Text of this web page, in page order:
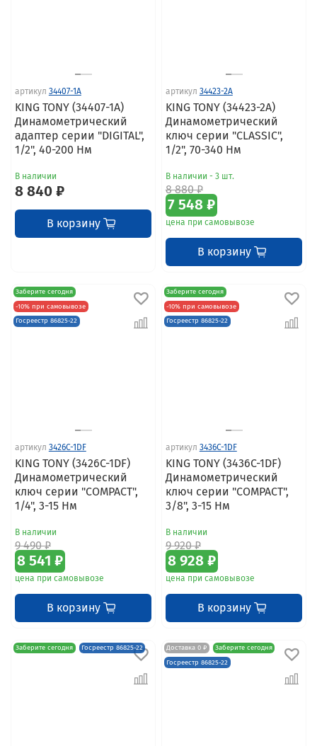
артикул 34407-1A
KING TONY (34407-1A)
Динамометрический
адаптер серии "DIGITAL",
1/2", 40-200 Нм
В наличии
8 840 ₽
В корзину
артикул 34423-2A
KING TONY (34423-2A)
Динамометрический
ключ серии "CLASSIC",
1/2", 70-340 Нм
В наличии - 3 шт.
8 880 ₽
7 548 ₽
цена при самовывозе
В корзину
Заберите сегодня
-10% при самовывозе
Госреестр 86825-22
артикул 3426C-1DF
KING TONY (3426C-1DF)
Динамометрический
ключ серии "COMPACT",
1/4", 3-15 Нм
В наличии
9 490 ₽
8 541 ₽
цена при самовывозе
В корзину
Заберите сегодня
-10% при самовывозе
Госреестр 86825-22
артикул 3436C-1DF
KING TONY (3436C-1DF)
Динамометрический
ключ серии "COMPACT",
3/8", 3-15 Нм
В наличии
9 920 ₽
8 928 ₽
цена при самовывозе
В корзину
Заберите сегодня Госреестр 86825-22 Доставка 0 ₽
Заберите сегодня
Госреестр 86825-22